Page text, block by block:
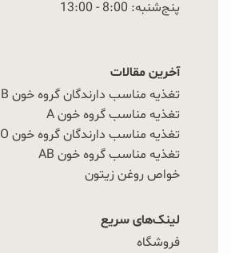
پنج‌شنبه: 8:00 - 13:00
آخرین مقالات
تغذیه مناسب دارندگان گروه خون B
تغذیه مناسب گروه خون A
تغذیه مناسب دارندگان گروه خون O
تغذیه مناسب گروه خون AB
خواص روغن زیتون
لینک‌های سریع
فروشگاه